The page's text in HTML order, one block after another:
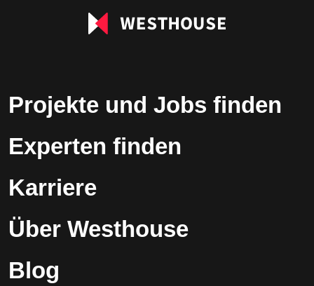
Projekte und Jobs finden
Experten finden
Karriere
Über Westhouse
Blog